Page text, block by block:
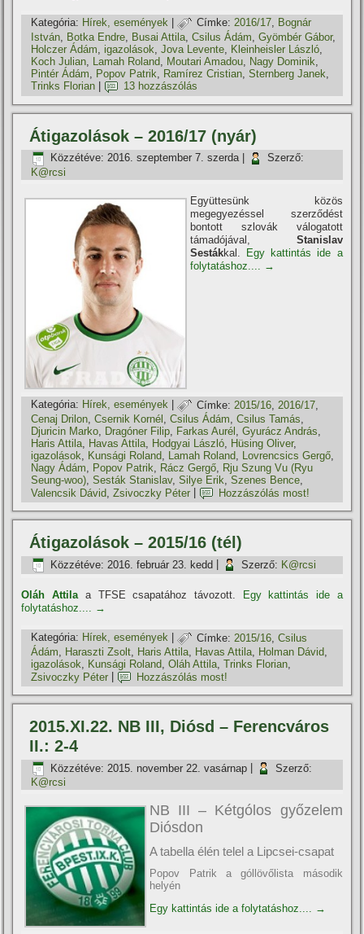
Kategória: Hí­rek, események | Címke: 2016/17, Bognár
István, Botka Endre, Busai Attila,Csilus Ádám,Gyömbér Gábor,
Holczer Ádám,igazolások,Jova Levente, Kleinheisler László,
Koch Julian, Lamah Roland, Moutari Amadou, Nagy Dominik,
Pintér Ádám, Popov Patrik, Ramí­rez Cristian,Sternberg Janek,
Trinks Florian
13 hozzászólás
Átigazolások – 2016/17 (nyár)
Közzétéve: 2016. szeptember 7. szerda|
Szerző:
K@rcsi
Együttesünk közös
megegyezéssel szerződést
bontott szlovák válogatott
támadójával, Stanislav
Sestákkal.
Egy kattintás ide a
folytatáshoz.... →
Kategória: Hí­rek, események | Címke: 2015/16 2016/17
Cenaj Drilon,Csernik Kornél ,Csilus Ádám,Csilus Tamás,
Djuricin Marko, Dragóner Filip, Farkas Aurél ,Gyurácz András,
Haris Attila, Havas Attila, Hodgyai László, Hüsing Oliver,
igazolások, Kunsági Roland, Lamah Roland, Lovrencsics Gergő,
Nagy Ádám, Popov Patrik, Rácz Gergő, Rju Szung Vu (Ryu
Seung-woo),Sesták Stanislav,Silye Erik,Szenes Bence,
Valencsik Dávid ,Zsivoczky Péter Hozzászólás most!
Átigazolások – 2015/16 (tél)
Közzétéve: 2016. február 23. kedd Szerző: K@rcsi
Oláh Attilaa TFSE csapatához távozott.
Egy kattintás ide a
folytatáshoz.... →
Kategória: Hí­rek, események | Címke: 2015/16 ,Csilus
Ádám, Haraszti Zsolt, Haris Attila, Havas Attila, Holman Dávid,
igazolások, Kunsági Roland,Oláh Attila,Trinks Florian,
Zsivoczky Péter
Hozzászólás most!
2015.XI.22. NB III, Diósd – Ferencváros
II.: 2-4
Közzétéve: 2015. november 22. vasárnap
Szerző:
K@rcsi
NB III – Kétgólos győzelem
Diósdon
A tabella élén telel a Lipcsei-csapat
Popov Patrik a góllövőlista második
helyén
Egy kattintás ide a folytatáshoz.... →